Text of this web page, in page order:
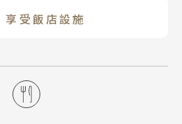
受飯店設施
用飯店早餐，悠閒地於
，庸懶地享受九州迷人